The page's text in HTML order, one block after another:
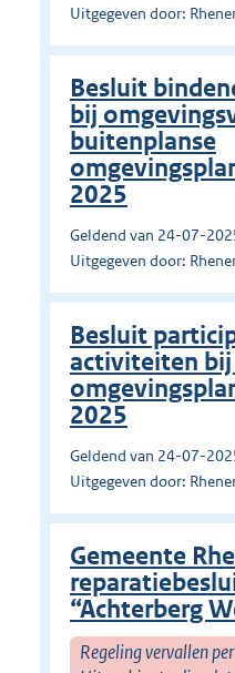
Uitgegeven door:
Besluit
bij
buitenplanse
2025
Geldend van 24-07-
Uitgegeven door:
Besluit
activiteiten
2025
Geldend van 24-07-
Uitgegeven door:
Gemeente
“Achterberg
Regeling vervallen